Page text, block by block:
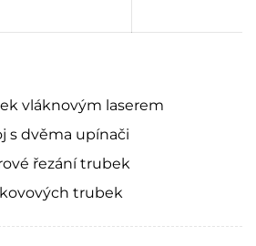
vláknovým laserem
s dvěma upínači
řezání trubek
trubek